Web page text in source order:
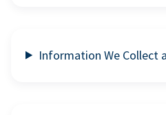
Information We Collect